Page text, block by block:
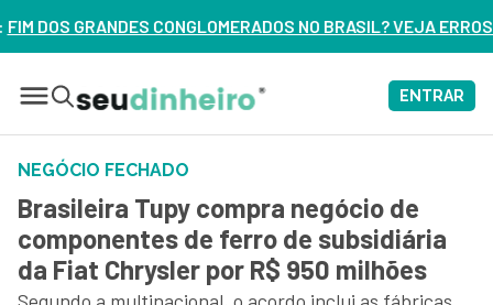
NO BRASIL? VEJA ERROS DE 3 DELES – ASSISTA
ENTRAR
NEGÓCIO FECHADO
Brasileira Tupy compra negócio de
componentes de ferro de subsidiária
da Fiat Chrysler por R$ 950 milhões